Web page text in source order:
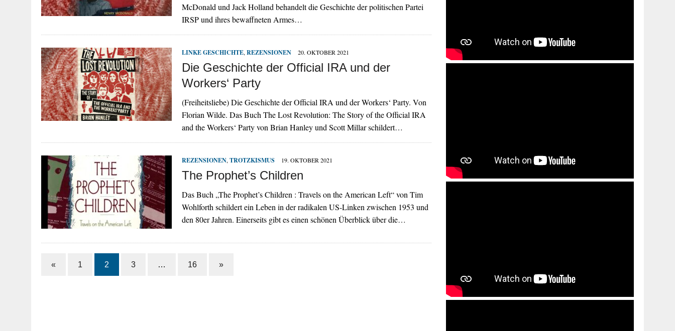
McDonald und Jack Holland behandelt die Geschichte der politischen Partei
IRSP und ihres bewaffneten Armes…
LINKE GESCHICHTE, REZENSIONEN 20. OKTOBER 2021
Die Geschichte der Official IRA und der
Workers‘ Party
(Freiheitsliebe) Die Geschichte der Official IRA und der Workers‘ Party. Von
Florian Wilde. Das Buch The Lost Revolution: The Story of the Official IRA
and the Workers‘ Party von Brian Hanley und Scott Millar schildert…
REZENSIONEN, TROTZKISMUS 19. OKTOBER 2021
The Prophet’s Children
Das Buch „The Prophet’s Children : Travels on the American Left“ von Tim
Wohlforth schildert ein Leben in der radikalen US-Linken zwischen 1953 und
den 80er Jahren. Einerseits gibt es einen schönen Überblick über die…
« 1 2 3 … 16 »